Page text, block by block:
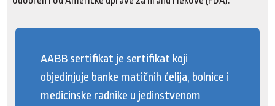
AABB sertifikat je sertifikat koji
objedinjuje banke matičnih ćelija, bolnice i
medicinske radnike u jedinstvenom